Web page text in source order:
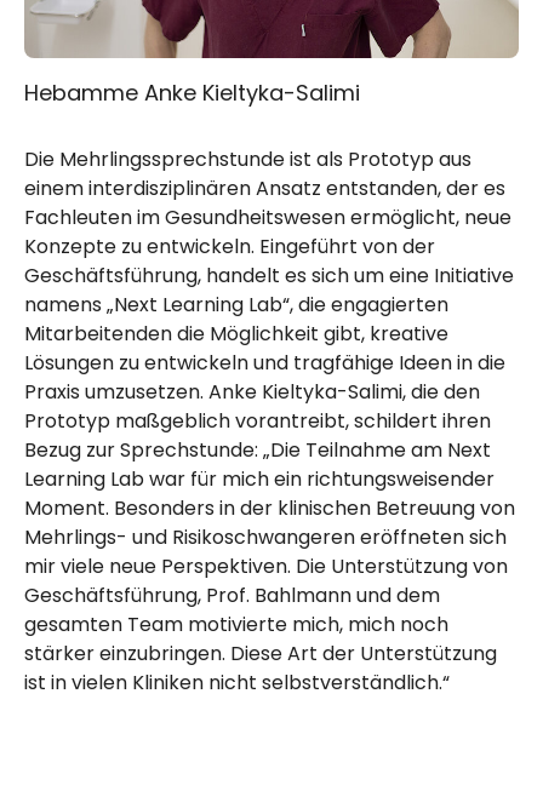
Hebamme Anke Kieltyka-Salimi
Die Mehrlingssprechstunde ist als Prototyp aus
eineminter­disziplinären Ansatz entstanden, der es
Fachleuten imGesund­heitswesen ermöglicht, neue
Konzepte zu entwickeln. Eingeführt von der
Geschäftsführung, handelt es sich um eine Initiative
namens „Next Learning Lab“, die engagierten
Mitarbeitenden die Möglichkeit gibt, kreative
Lösungen zu entwickeln und tragfähige Ideen in die
Praxis umzusetzen. Anke Kieltyka-Salimi, die den
Prototyp maßgeblich vorantreibt, schildert ihren
Bezug zur Sprechstunde: „Die Teilnahme am Next
Learning Lab war für mich ein richtungsweisender
Moment. Besonders in der klinischen Betreuung von
Mehrlings- und Risikoschwangeren eröffneten sich
mir viele neue Perspektiven. Die Unterstützung von
Geschäftsführung, Prof. Bahlmann und dem
gesamten Team motivierte mich, mich noch
stärker einzubringen. Diese Art der Unterstützung
ist in vielen Kliniken nicht selbstverständlich.“